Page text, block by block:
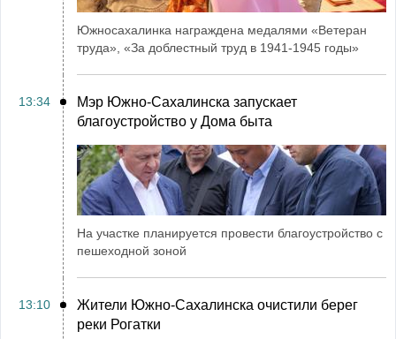
Южносахалинка награждена медалями «Ветеран
труда», «За доблестный труд в 1941-1945 годы»
13:34
Мэр Южно-Сахалинска запускает
благоустройство у Дома быта
На участке планируется провести благоустройство с
пешеходной зоной
13:10
Жители Южно-Сахалинска очистили берег
реки Рогатки